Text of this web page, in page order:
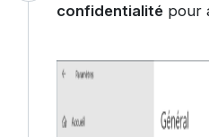
confidentialitépour